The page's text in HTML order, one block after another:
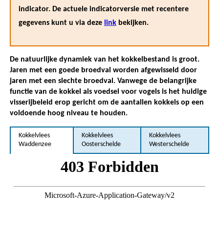
indicator. De actuele indicatorversie met recentere
gegevens kunt u via deze link bekijken.
De natuurlijke dynamiek van het kokkelbestand is groot.
Jaren met een goede broedval worden afgewisseld door
jaren met een slechte broedval. Vanwege de belangrijke
functie van de kokkel als voedsel voor vogels is het huidige
visserijbeleid erop gericht om de aantallen kokkels op een
voldoende hoog niveau te houden.
Kokkelvlees
Waddenzee
Kokkelvlees
Oosterschelde
Kokkelvlees
Westerschelde